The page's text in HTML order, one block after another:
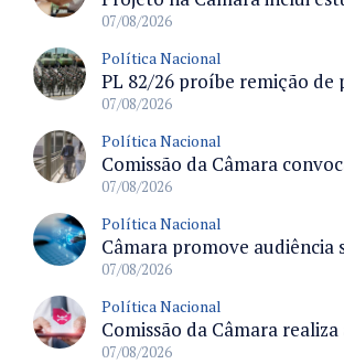
07/08/2026
Política Nacional
07/08/2026
Política Nacional
07/08/2026
Política Nacional
07/08/2026
Política Nacional
07/08/2026